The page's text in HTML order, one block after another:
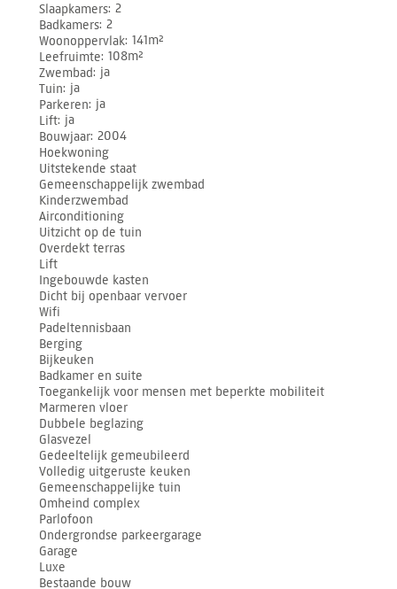
Slaapkamers 2
Badkamers 2
Woonoppervlak 141m²
Leefruimte 108m²
Zwembad ja
Tuin ja
Parkeren ja
Lift ja
Bouwjaar 2004
Hoekwoning
Uitstekende staat
Gemeenschappelijk zwembad
Kinderzwembad
Airconditioning
Uitzicht op de tuin
Overdekt terras
Lift
Ingebouwde kasten
Dicht bij openbaar vervoer
Wifi
Padeltennisbaan
Berging
Bijkeuken
Badkamer en suite
Toegankelijk voor mensen met beperkte mobiliteit
Marmeren vloer
Dubbele beglazing
Glasvezel
Gedeeltelijk gemeubileerd
Volledig uitgeruste keuken
Gemeenschappelijke tuin
Omheind complex
Parlofoon
Ondergrondse parkeergarage
Garage
Luxe
Bestaande bouw